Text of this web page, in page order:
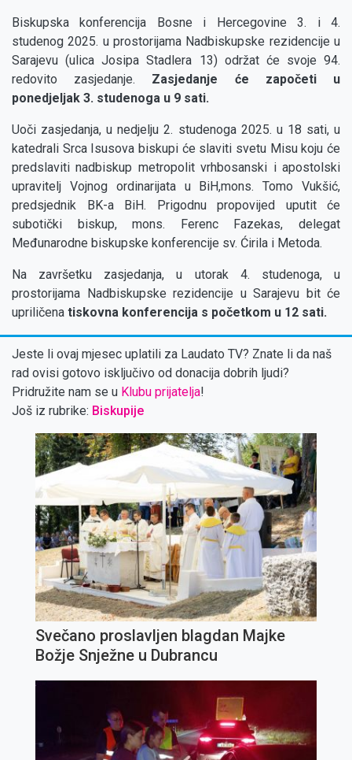
Biskupska konferencija Bosne i Hercegovine 3. i 4.
studenog 2025. u prostorijama Nadbiskupske rezidencije u
Sarajevu (ulica Josipa Stadlera 13) održat će svoje 94.
redovito zasjedanje. Zasjedanje će započeti u
ponedjeljak 3. studenoga u 9 sati.
Uoči zasjedanja, u nedjelju 2. studenoga 2025. u 18 sati, u
katedrali Srca Isusova biskupi će slaviti svetu Misu koju će
predslaviti nadbiskup metropolit vrhbosanski i apostolski
upravitelj Vojnog ordinarijata u BiH,mons. Tomo Vukšić,
predsjednik BK-a BiH. Prigodnu propovijed uputit će
subotički biskup, mons. Ferenc Fazekas, delegat
Međunarodne biskupske konferencije sv. Ćirila i Metoda.
Na završetku zasjedanja, u utorak 4. studenoga, u
prostorijama Nadbiskupske rezidencije u Sarajevu bit će
upriličena tiskovna konferencija s početkom u 12 sati.
Jeste li ovaj mjesec uplatili za Laudato TV? Znate li da naš
rad ovisi gotovo isključivo od donacija dobrih ljudi?
Pridružite nam se u Klubu prijatelja!
Još iz rubrike: Biskupije
Svečano proslavljen blagdan Majke
Božje Snježne u Dubrancu